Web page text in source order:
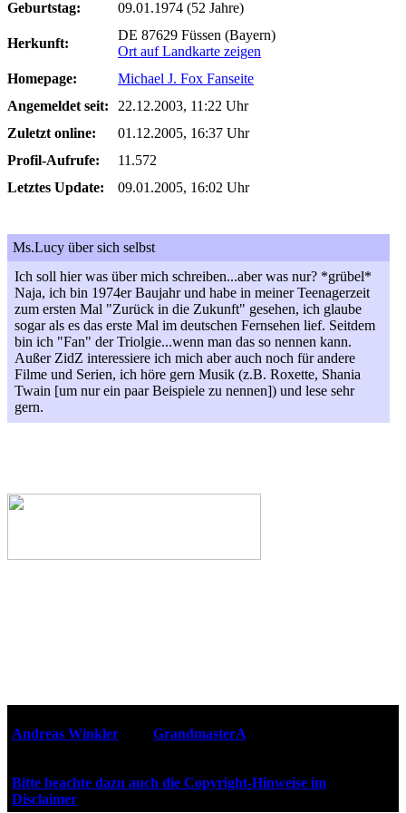
Geburtstag:
09.01.1974 (52 Jahre)
Herkunft:
DE 87629 Füssen (Bayern)
Ort auf Landkarte zeigen
Homepage:
Michael J. Fox Fanseite
Angemeldet seit:
22.12.2003, 11:22 Uhr
Zuletzt online:
01.12.2005, 16:37 Uhr
Profil-Aufrufe:
11.572
Letztes Update:
09.01.2005, 16:02 Uhr
Ms.Lucy über sich selbst
Ich soll hier was über mich schreiben...aber was nur? *grübel*
Naja, ich bin 1974er Baujahr und habe in meiner Teenagerzeit
zum ersten Mal "Zurück in die Zukunft" gesehen, ich glaube
sogar als es das erste Mal im deutschen Fernsehen lief. Seitdem
bin ich "Fan" der Triolgie...wenn man das so nennen kann.
Außer ZidZ interessiere ich mich aber auch noch für andere
Filme und Serien, ich höre gern Musik (z.B. Roxette, Shania
Twain [um nur ein paar Beispiele zu nennen]) und lese sehr
gern.
Andreas Winkler
GrandmasterA
Bitte beachte dazu auch die Copyright-Hinweise im
Disclaimer